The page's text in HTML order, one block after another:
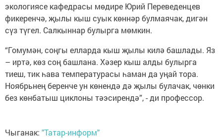
экологиясе кафедрасы мөдире Юрий Переведенцев
фикеренчә, җылы кыш суык көннәр булмаячак, дигән
сүз түгел. Салкыннар булырга мөмкин.
“Гомумән, соңгы елларда кыш җылы килә башлады. Яз
– иртә, көз соң башлана. Хәзер кыш алды булырга
тиеш, тик һава температурасы һаман да уңай тора.
Ноябрьнең беренче ун көнендә дә җылы булачак, чөнки
без көнбатыш циклоны тәэсирендә”, - ди профессор.
Чыганак: "Татар-информ"